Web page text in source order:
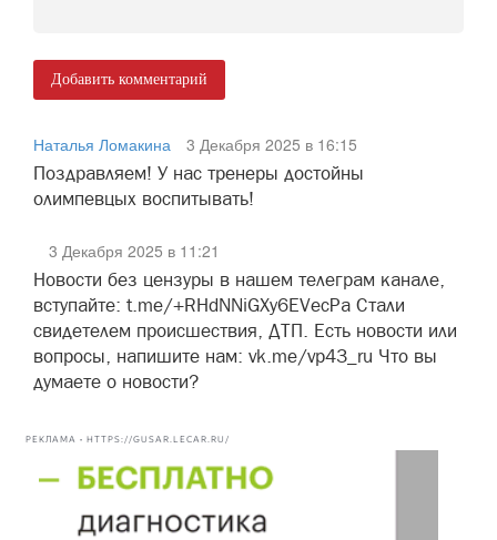
Добавить комментарий
Наталья Ломакина
3 Декабря 2025 в 16:15
Поздравляем! У нас тренеры достойны
олимпевцых воспитывать!
3 Декабря 2025 в 11:21
Новости без цензуры в нашем телеграм канале,
вступайте: t.me/+RHdNNiGXy6EVecPa Стали
свидетелем происшествия, ДТП. Есть новости или
вопросы, напишите нам: vk.me/vp43_ru Что вы
думаете о новости?
РЕКЛАМА • HTTPS://GUSAR.LECAR.RU/